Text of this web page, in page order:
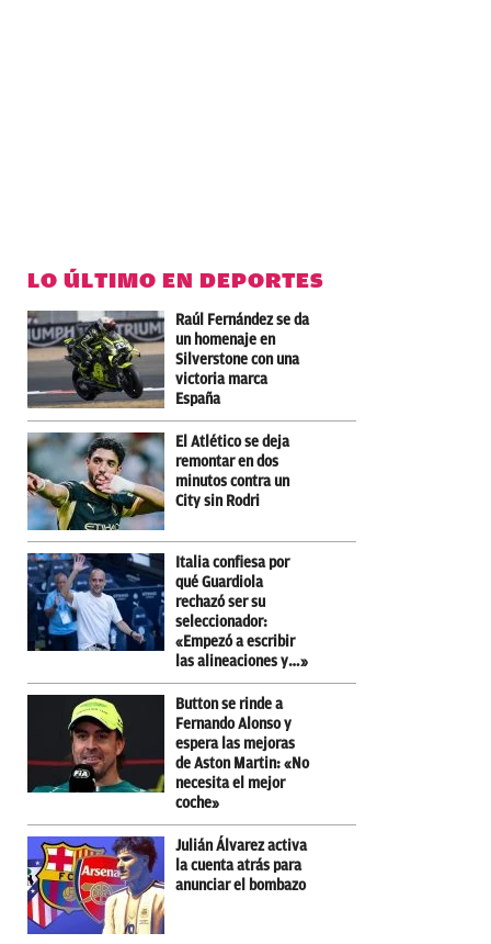
LO ÚLTIMO EN DEPORTES
Raúl Fernández se da
un homenaje en
Silverstone con una
victoria marca
España
El Atlético se deja
remontar en dos
minutos contra un
City sin Rodri
Italia confiesa por
qué Guardiola
rechazó ser su
seleccionador:
«Empezó a escribir
las alineaciones y…»
Button se rinde a
Fernando Alonso y
espera las mejoras
de Aston Martin: «No
necesita el mejor
coche»
Julián Álvarez activa
la cuenta atrás para
anunciar el bombazo